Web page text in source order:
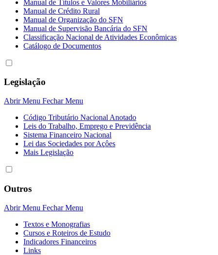
Manual de Títulos e Valores Mobiliários
Manual de Crédito Rural
Manual de Organização do SFN
Manual de Supervisão Bancária do SFN
Classificação Nacional de Atividades Econômicas
Catálogo de Documentos
Legislação
Abrir Menu Fechar Menu
Código Tributário Nacional Anotado
Leis do Trabalho, Emprego e Previdência
Sistema Financeiro Nacional
Lei das Sociedades por Açôes
Mais Legislação
Outros
Abrir Menu Fechar Menu
Textos e Monografias
Cursos e Roteiros de Estudo
Indicadores Financeiros
Links